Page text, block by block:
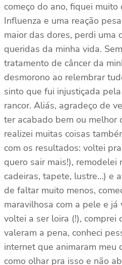
começo do ano, fiquei
Influenza e uma reação
maior das dores, perdi uma
queridas da minha vida.
tratamento de câncer da
desmorono ao relembrar
sinto que fui injustiçada
rancor. Aliás, agradeço de
ter acabado bem ou melhor
realizei muitas coisas
com os resultados: voltei
quero sair mais!), remodelei
cadeiras, tapete, lustre…) e
de faltar muito menos,
maravilhosa com a pele e
voltei a ser loira (!), comprei
valeram a pena, conheci
internet que animaram meu
como olhar pra isso e não